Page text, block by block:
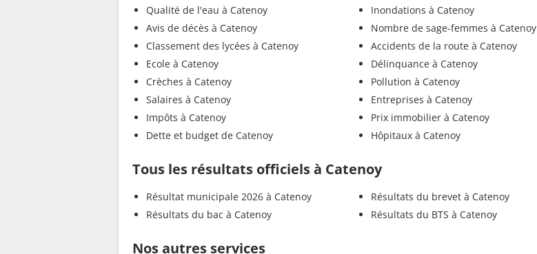
Qualité de l'eau à Catenoy
Avis de décès à Catenoy
Classement des lycées à Catenoy
Ecole à Catenoy
Crèches à Catenoy
Salaires à Catenoy
Impôts à Catenoy
Dette et budget de Catenoy
Inondations à Catenoy
Nombre de sage-femmes à Catenoy
Accidents de la route à Catenoy
Délinquance à Catenoy
Pollution à Catenoy
Entreprises à Catenoy
Prix immobilier à Catenoy
Hôpitaux à Catenoy
Tous les résultats officiels à Catenoy
Résultat municipale 2026 à Catenoy
Résultats du bac à Catenoy
Résultats du brevet à Catenoy
Résultats du BTS à Catenoy
Nos autres services